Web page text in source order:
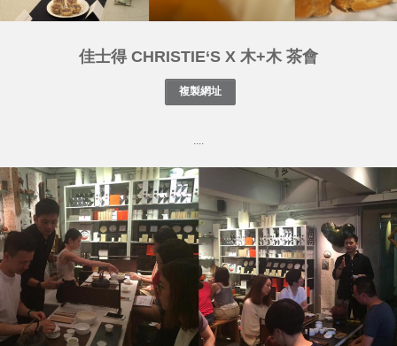
佳士得 CHRISTIE‘S X 木+木 茶會